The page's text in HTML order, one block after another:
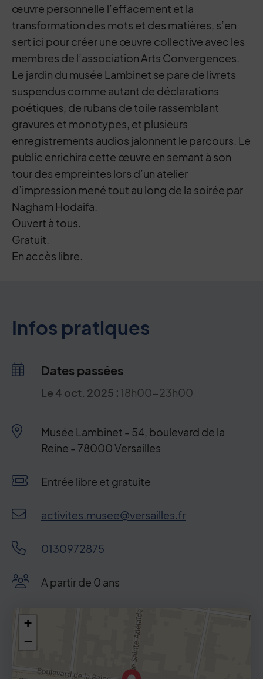
œuvre personnelle l’effacement et la
transformation des mots et des matières, s’en
sert ici pour créer une œuvre collective avec les
membres de l’association Arts Convergences.
Le jardin du musée Lambinet se pare de livrets
suspendus comme autant de déclarations
poétiques, de rubans de toile rassemblant
gravures et monotypes, et plusieurs
enregistrements audios jalonnent le parcours. Le
public enrichira cette œuvre en semant à son
tour des empreintes lors d’un atelier
d’impression mené tout au long de la soirée par
Nagham Hodaifa.
Ouvert à tous.
Gratuit.
En accès libre.
Infos pratiques
Dates passées
Le 4 oct. 2025 : 18h00-23h00
Musée Lambinet - 54, boulevard de la
Reine - 78000 Versailles
Condition de participation
Entrée libre et gratuite
activites.musee@versailles.fr
0130972875
A partir de 0 ans
48.809333,2.130067
+
−